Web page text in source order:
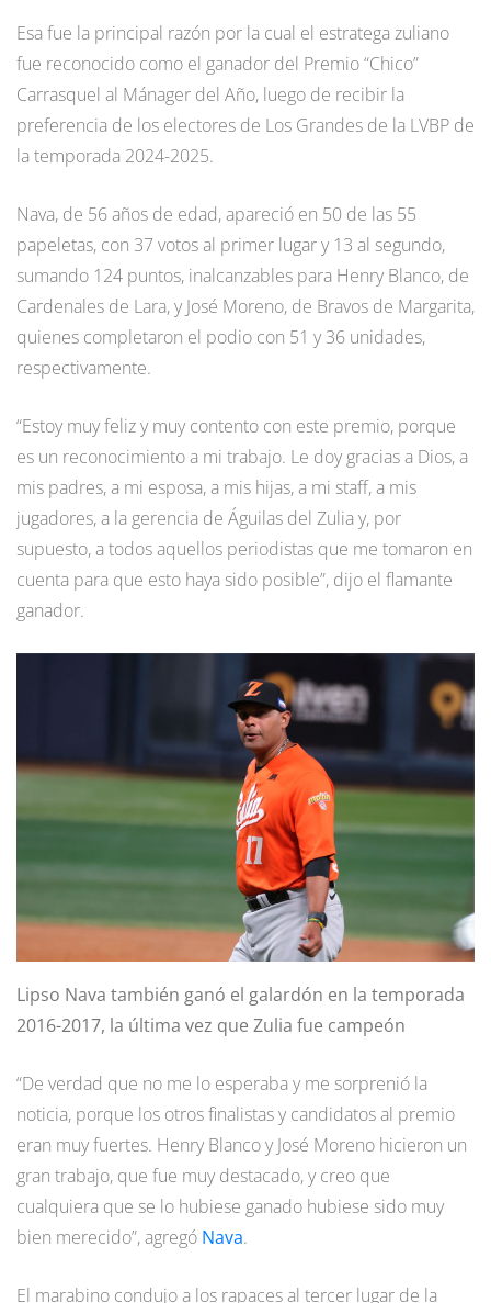
Esa fue la principal razón por la cual el estratega zuliano
fue reconocido como el ganador del Premio “Chico”
Carrasquel al Mánager del Año, luego de recibir la
preferencia de los electores de Los Grandes de la LVBP de
la temporada 2024-2025.
Nava, de 56 años de edad, apareció en 50 de las 55
papeletas, con 37 votos al primer lugar y 13 al segundo,
sumando 124 puntos, inalcanzables para Henry Blanco, de
Cardenales de Lara, y José Moreno, de Bravos de Margarita,
quienes completaron el podio con 51 y 36 unidades,
respectivamente.
“Estoy muy feliz y muy contento con este premio, porque
es un reconocimiento a mi trabajo. Le doy gracias a Dios, a
mis padres, a mi esposa, a mis hijas, a mi staff, a mis
jugadores, a la gerencia de Águilas del Zulia y, por
supuesto, a todos aquellos periodistas que me tomaron en
cuenta para que esto haya sido posible”, dijo el flamante
ganador.
Lipso Nava también ganó el galardón en la temporada
2016-2017, la última vez que Zulia fue campeón
“De verdad que no me lo esperaba y me sorprenió la
noticia, porque los otros finalistas y candidatos al premio
eran muy fuertes. Henry Blanco y José Moreno hicieron un
gran trabajo, que fue muy destacado, y creo que
cualquiera que se lo hubiese ganado hubiese sido muy
bien merecido”, agregó Nava.
El marabino condujo a los rapaces al tercer lugar de la